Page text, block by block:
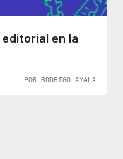
en la
POR RODRIGO AYALA